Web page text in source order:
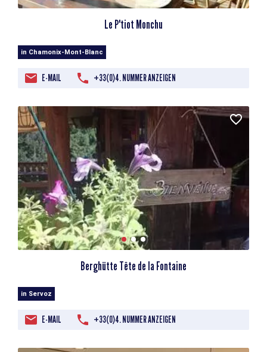
Le P'tiot Monchu
in Chamonix-Mont-Blanc
E-MAIL +33(0)4. NUMMER ANZEIGEN
Berghütte Tête de la Fontaine
in Servoz
E-MAIL +33(0)4. NUMMER ANZEIGEN